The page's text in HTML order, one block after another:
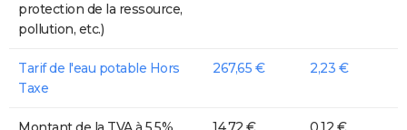
protection de la ressource,
pollution, etc.)
Tarif de l'eau potable Hors
Taxe
267,65 € 2,23 €